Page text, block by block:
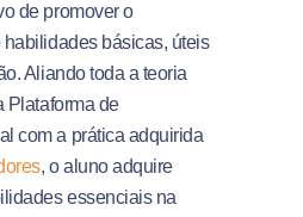
de promover o
básicas, úteis
Aliando toda a teoria
Plataforma de
com a prática adquirida
, o aluno adquire
essenciais na